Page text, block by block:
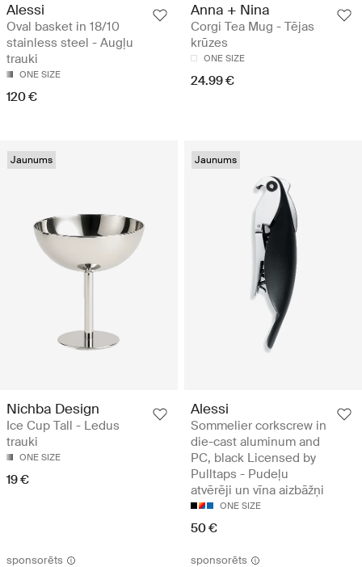
Alessi
Oval basket in 18/10
stainless steel - Augļu
trauki
ONE SIZE
120 €
Anna + Nina
Corgi Tea Mug - Tējas
krūzes
ONE SIZE
24.99 €
Jaunums
Nichba Design
Ice Cup Tall - Ledus
trauki
ONE SIZE
19 €
Jaunums
Alessi
Sommelier corkscrew in
die-cast aluminum and
PC, black Licensed by
Pulltaps - Pudeļu
atvērēji un vīna aizbāžņi
ONE SIZE
50 €
sponsorēts sponsorēts